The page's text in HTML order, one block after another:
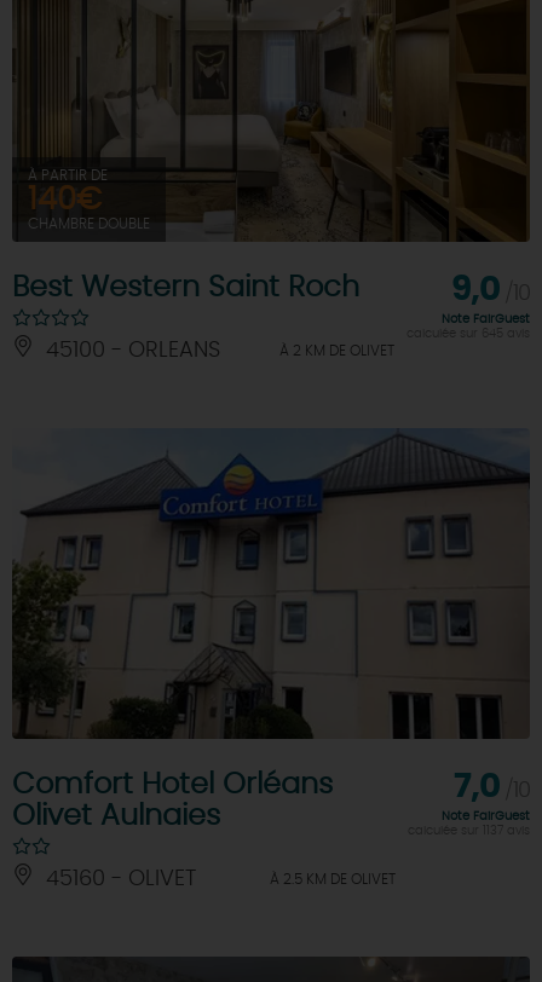
À PARTIR DE
140€
CHAMBRE DOUBLE
Best Western Saint Roch
45100 - ORLEANS À 2 KM DE OLIVET
9,0
Note FairGuest
calculée sur 645 avis
Comfort Hotel Orléans
Olivet Aulnaies
45160 - OLIVET À 2.5 KM DE OLIVET
7,0
Note FairGuest
calculée sur 1137 avis